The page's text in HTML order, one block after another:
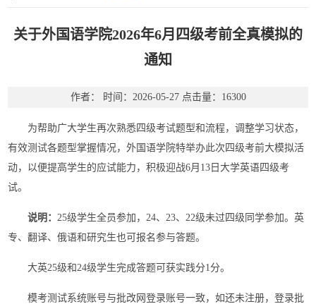
关于外国语学院2026年6月四级考前全真模拟的
通知
作者： 时间：2026-05-27 点击量： 16300
为帮助广大学生再次熟悉四级考试题型和流程，调整学习状态，
有效测试各题型掌握情况，外国语学院特举办此次四级考前大模拟活
动，以便提高学生的应试能力，积极迎战6月13日大学英语四级考
试。
说明：25级学生全员参加，24、23、22级未过四级同学参加。英
专、翻译、俄语和研究生也可报名参与答题。
大英25级和24级学生完成答题可获实践分1分。
模考测试系统账号与批改网登录账号一致，如还未注册，登录批